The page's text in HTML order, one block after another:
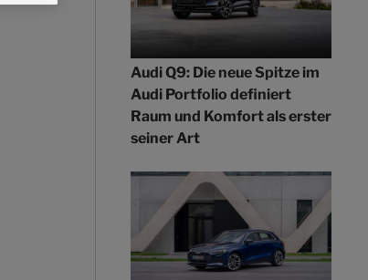
Audi Q9: Die neue Spitze im
Audi Portfolio definiert
Raum und Komfort als erster
seiner Art